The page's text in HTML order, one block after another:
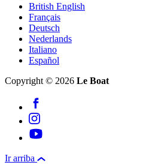
British English
Français
Deutsch
Nederlands
Italiano
Español
Copyright © 2026 Le Boat
Ir arriba